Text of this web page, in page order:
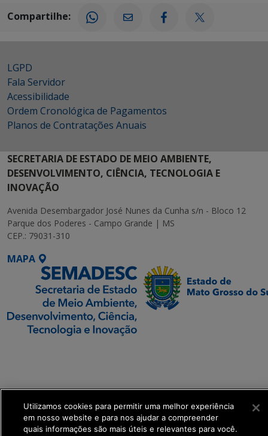
Compartilhe:
LGPD
Fala Servidor
Acessibilidade
Ordem Cronológica de Pagamentos
Planos de Contratações Anuais
SECRETARIA DE ESTADO DE MEIO AMBIENTE,
DESENVOLVIMENTO, CIÊNCIA, TECNOLOGIA E
INOVAÇÃO
Avenida Desembargador José Nunes da Cunha s/n - Bloco 12
Parque dos Poderes - Campo Grande | MS
CEP.: 79031-310
MAPA
get_footer();
Utilizamos cookies para permitir uma melhor experiência
em nosso website e para nos ajudar a compreender
quais informações são mais úteis e relevantes para você.